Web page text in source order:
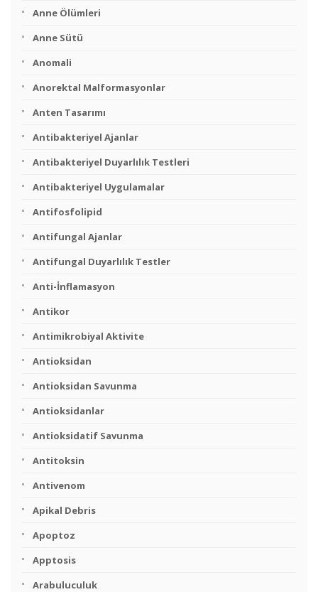
Anne Ölümleri
Anne Sütü
Anomali
Anorektal Malformasyonlar
Anten Tasarımı
Antibakteriyel Ajanlar
Antibakteriyel Duyarlılık Testleri
Antibakteriyel Uygulamalar
Antifosfolipid
Antifungal Ajanlar
Antifungal Duyarlılık Testler
Anti-İnflamasyon
Antikor
Antimikrobiyal Aktivite
Antioksidan
Antioksidan Savunma
Antioksidanlar
Antioksidatif Savunma
Antitoksin
Antivenom
Apikal Debris
Apoptoz
Apptosis
Arabuluculuk